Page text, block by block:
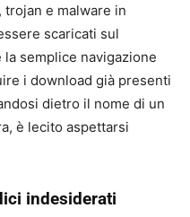
e malware in
scaricati sul
semplice navigazione
i download già presenti
dietro il nome di un
è lecito aspettarsi
indesiderati